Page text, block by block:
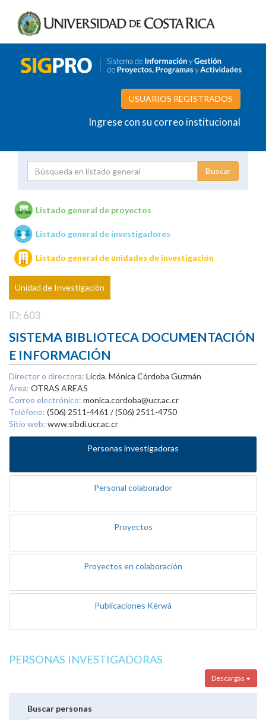
USUARIOS REGISTRADOS
Ingrese con su correo institucional
Unidades de investigación
Listado general de proyectos
Listado general de investigadores
Listado general de unidades de investigación
Unidad de Investigación
ID: 603
SISTEMA BIBLIOTECA DOCUMENTACIÓN
E INFORMACIÓN
Director o directora: Licda. Mónica Córdoba Guzmán
Área: OTRAS AREAS
Correo electrónico: monica.cordoba@ucr.ac.cr
Teléfono: (506) 2511-4461 / (506) 2511-4750
Sitio web: www.sibdi.ucr.ac.cr
Personas investigadoras
Personal colaborador
Proyectos
Proyectos en colaboración
Publicaciones Kérwá
PERSONAS INVESTIGADORAS
Descargas
Buscar personas